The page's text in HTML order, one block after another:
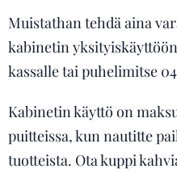
Muistathan tehdä aina
kabinetin
kassalle tai puhelimitse
Kabinetin käyttö on
puitteissa, kun nautitte
tuotteista. Ota kuppi